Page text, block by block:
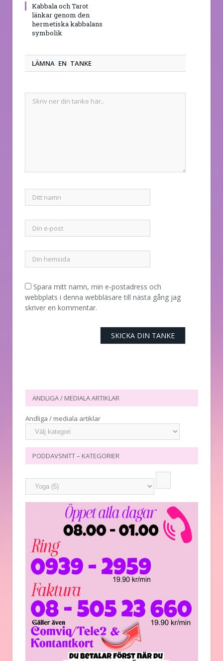
Kabbala och Tarot
länkar genom den
hermetiska kabbalans
symbolik
LÄMNA EN TANKE
Spara mitt namn, min e-postadress och
webbplats i denna webbläsare till nästa gång jag
skriver en kommentar.
ANDLIGA / MEDIALA ARTIKLAR
Andliga / mediala artiklar
PODDAVSNITT – KATEGORIER